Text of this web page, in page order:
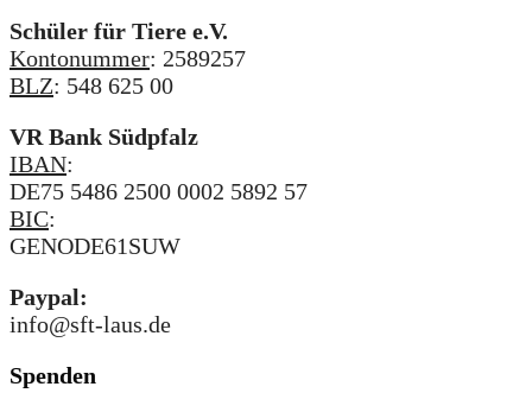
Schüler für Tiere e.V.
Kontonummer: 2589257
BLZ: 548 625 00
VR Bank Südpfalz
IBAN:
DE75 5486 2500 0002 5892 57
BIC:
GENODE61SUW
Paypal:
info@sft-laus.de
Spenden